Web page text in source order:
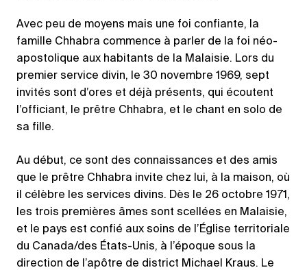
Avec peu de moyens mais une foi confiante, la
famille Chhabra commence à parler de la foi néo-
apostolique aux habitants de la Malaisie. Lors du
premier service divin, le 30 novembre 1969, sept
invités sont d’ores et déjà présents, qui écoutent
l’officiant, le prêtre Chhabra, et le chant en solo de
sa fille.
Au début, ce sont des connaissances et des amis
que le prêtre Chhabra invite chez lui, à la maison, où
il célèbre les services divins. Dès le 26 octobre 1971,
les trois premières âmes sont scellées en Malaisie,
et le pays est confié aux soins de l’Église territoriale
du Canada/des États-Unis, à l’époque sous la
direction de l’apôtre de district Michael Kraus. Le